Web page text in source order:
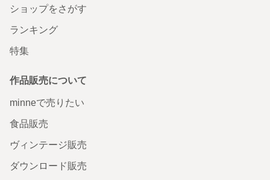
ショップをさがす
ランキング
特集
作品販売について
minneで売りたい
食品販売
ヴィンテージ販売
ダウンロード販売